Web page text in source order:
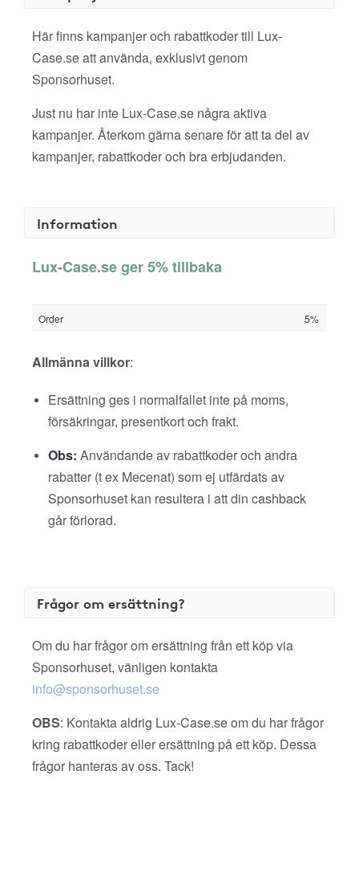
Här finns kampanjer och rabattkoder till Lux-
Case.se att använda, exklusivt genom
Sponsorhuset.
Just nu har inte Lux-Case.se några aktiva
kampanjer. Återkom gärna senare för att ta del av
kampanjer, rabattkoder och bra erbjudanden.
Information
Lux-Case.se ger 5% tillbaka
Order 5%
Allmänna villkor:
Ersättning ges i normalfallet inte på moms,
försäkringar, presentkort och frakt.
Obs: Användande av rabattkoder och andra
rabatter (t ex Mecenat) som ej utfärdats av
Sponsorhuset kan resultera i att din cashback
går förlorad.
Frågor om ersättning?
Om du har frågor om ersättning från ett köp via
Sponsorhuset, vänligen kontakta
info@sponsorhuset.se
OBS: Kontakta aldrig Lux-Case.se om du har frågor
kring rabattkoder eller ersättning på ett köp. Dessa
frågor hanteras av oss. Tack!